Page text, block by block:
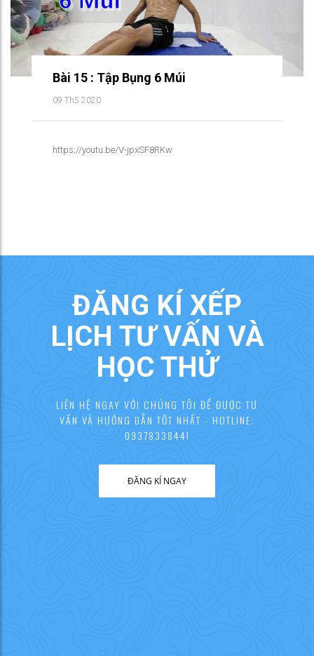
Bài 15 : Tập Bụng 6 Múi
09 Th5 2020
https://youtu.be/V-jpxSF8RKw
ĐĂNG KÍ XẾP
LỊCH TƯ VẤN VÀ
HỌC THỬ
LIÊN HỆ NGAY VỚI CHÚNG TÔI ĐỂ ĐƯỢC TƯ
VẤN VÀ HƯỚNG DẪN TỐT NHẤT - HOTLINE:
0937833844!
ĐĂNG KÍ NGAY